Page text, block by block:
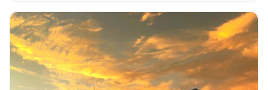
ています。 サニーズは…